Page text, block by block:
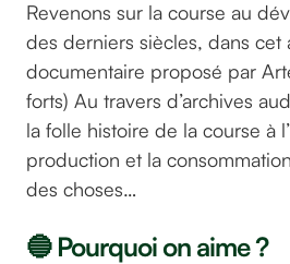
Revenons sur la course au
des derniers siècles, dans cet
documentaire proposé par
forts) Au travers d’archives
la folle histoire de la course à
production et la
des choses…
🔵 Pourquoi on aime ?